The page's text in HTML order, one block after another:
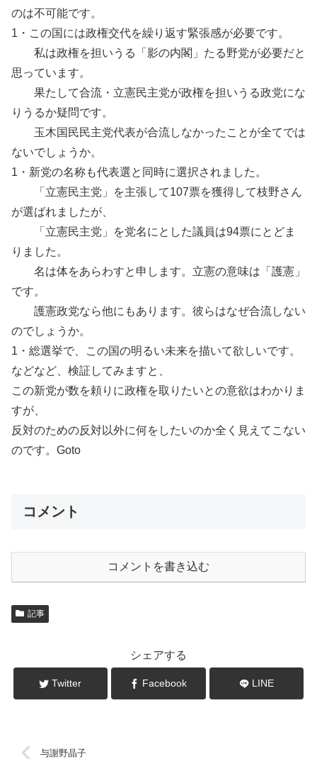
のは不可能です。
1・この国には政権交代を繰り返す緊張感が必要です。
私は政権を担いうる「影の内閣」たる野党が必要だと
思っています。
果たして合流・立憲民主党が政権を担いうる政党にな
りうるか疑問です。
玉木国民民主党代表が合流しなかったことが全てでは
ないでしょうか。
1・新党の名称も代表選と同時に選択されました。
「立憲民主党」を主張して107票を獲得して枝野さん
が選ばれましたが、
「立憲民主党」を党名にとした議員は94票にとどま
りました。
名は体をあらわすと申します。立憲の意味は「護憲」
です。
護憲政党なら他にもあります。彼らはなぜ合流しない
のでしょうか。
1・総選挙で、この国の明るい未来を描いて欲しいです。
などなど、検証してみますと、
この新党が数を頼りに政権を取りたいとの意欲はわかりま
すが、
反対のための反対以外に何をしたいのか全く見えてこない
のです。Goto
コメント
コメントを書き込む
記事
シェアする
Twitter Facebook LINE
与謝野晶子